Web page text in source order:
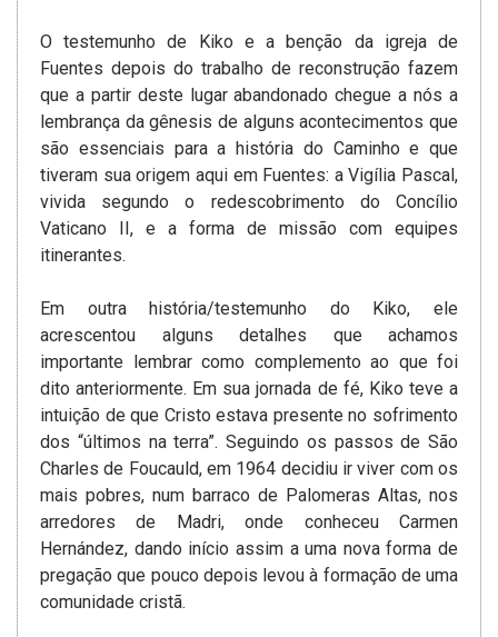
O testemunho de Kiko e a benção da igreja de
Fuentes depois do trabalho de reconstrução fazem
que a partir deste lugar abandonado chegue a nós a
lembrança da gênesis de alguns acontecimentos que
são essenciais para a história do Caminho e que
tiveram sua origem aqui em Fuentes: a Vigília Pascal,
vivida segundo o redescobrimento do Concílio
Vaticano II, e a forma de missão com equipes
itinerantes.
Em outra história/testemunho do Kiko, ele
acrescentou alguns detalhes que achamos
importante lembrar como complemento ao que foi
dito anteriormente. Em sua jornada de fé, Kiko teve a
intuição de que Cristo estava presente no sofrimento
dos “últimos na terra”. Seguindo os passos de São
Charles de Foucauld, em 1964 decidiu ir viver com os
mais pobres, num barraco de Palomeras Altas, nos
arredores de Madri, onde conheceu Carmen
Hernández, dando início assim a uma nova forma de
pregação que pouco depois levou à formação de uma
comunidade cristã.